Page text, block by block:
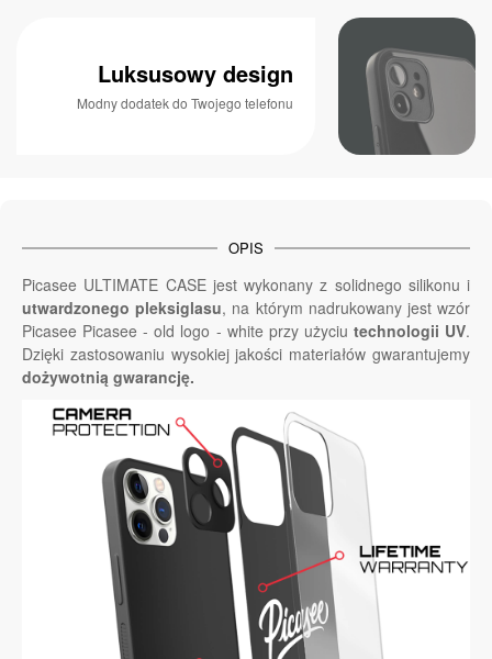
Luksusowy design
Modny dodatek do Twojego telefonu
OPIS
Picasee ULTIMATE CASE jest wykonany z solidnego silikonu i
utwardzonego pleksiglasu, na którym nadrukowany jest wzór
Picasee Picasee - old logo - white przy użyciu technologii UV.
Dzięki zastosowaniu wysokiej jakości materiałów gwarantujemy
dożywotnią gwarancję.